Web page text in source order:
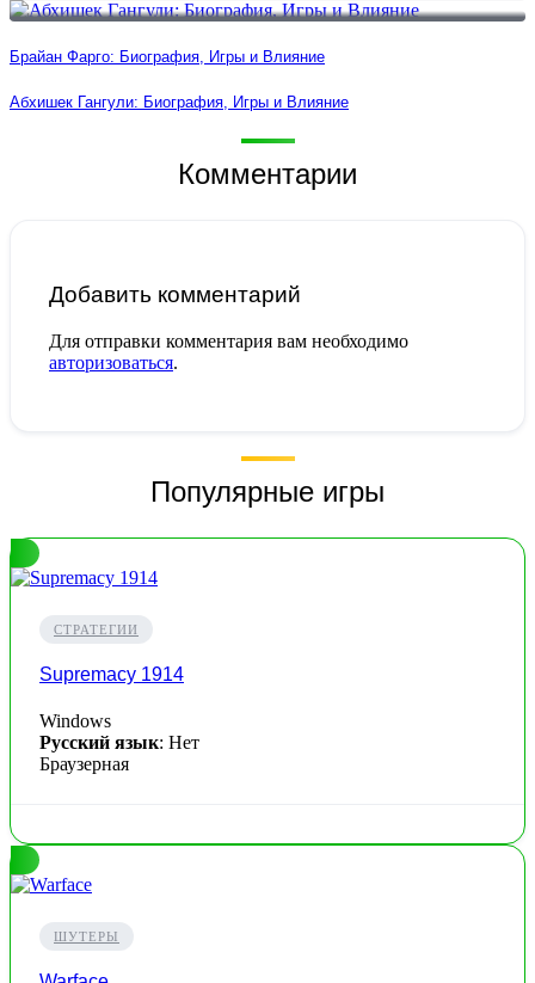
Брайан Фарго: Биография, Игры и Влияние
Абхишек Гангули: Биография, Игры и Влияние
Комментарии
Добавить комментарий
Для отправки комментария вам необходимо
авторизоваться.
Популярные игры
СТРАТЕГИИ
Supremacy 1914
Windows
Русский язык: Нет
Браузерная
ШУТЕРЫ